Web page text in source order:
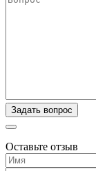
Оставьте отзыв